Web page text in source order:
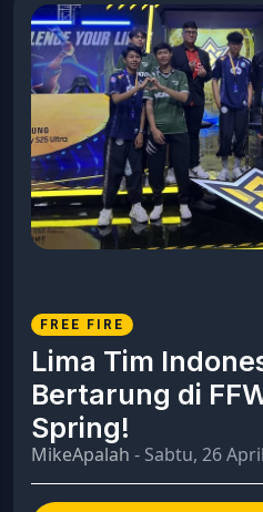
FREE FIRE
Lima Tim
Bertarung di
Spring!
MikeApalah - Sabtu, 26